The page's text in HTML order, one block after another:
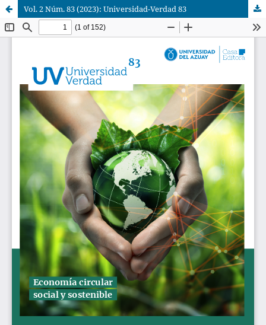
Vol. 2 Núm. 83 (2023): Universidad-Verdad 83